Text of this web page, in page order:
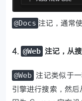
@Docs 注记，通常
4. @Web 注记，从
@Web 注记类似于
引擎进行搜索，然